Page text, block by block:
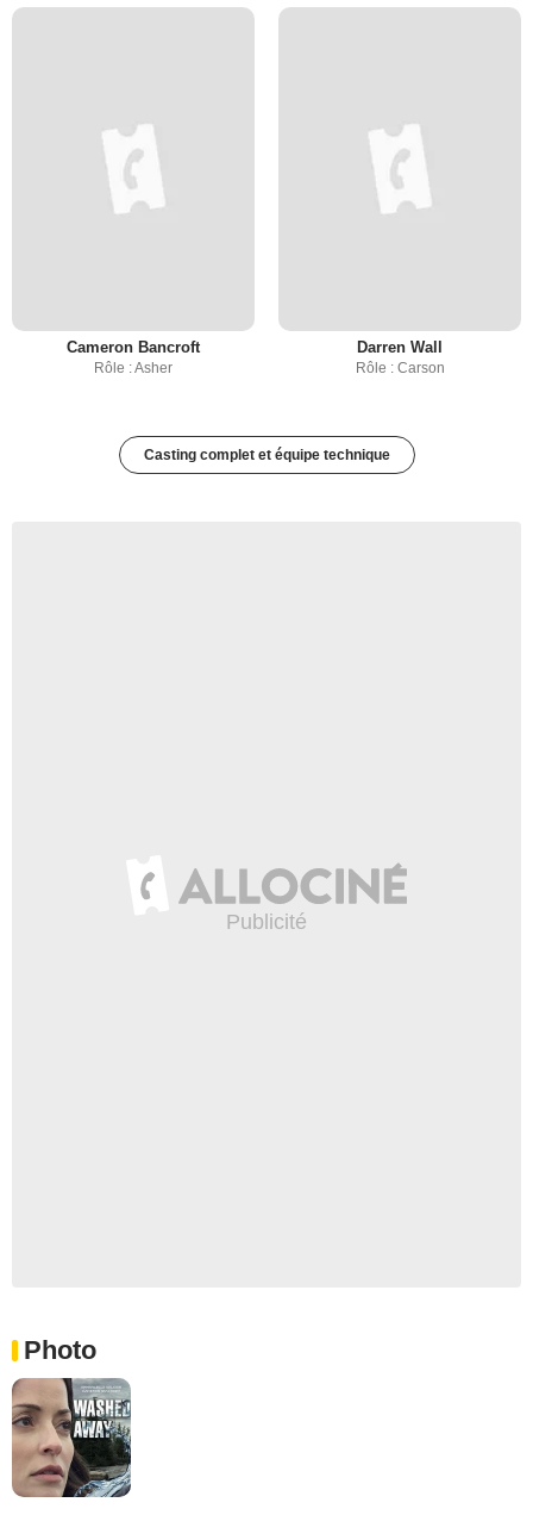
Cameron Bancroft
Rôle : Asher
Darren Wall
Rôle : Carson
Casting complet et équipe technique
Photo